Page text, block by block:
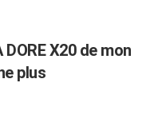
X20 de mon
plus